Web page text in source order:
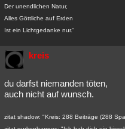
Der unendlichen Natur,
Alles Göttliche auf Erden
Ist ein Lichtgedanke nur.“
kreis
du darfst niemanden töten,
auch nicht auf wunsch.
zitat shadow: "Kreis: 288 Beiträge (288